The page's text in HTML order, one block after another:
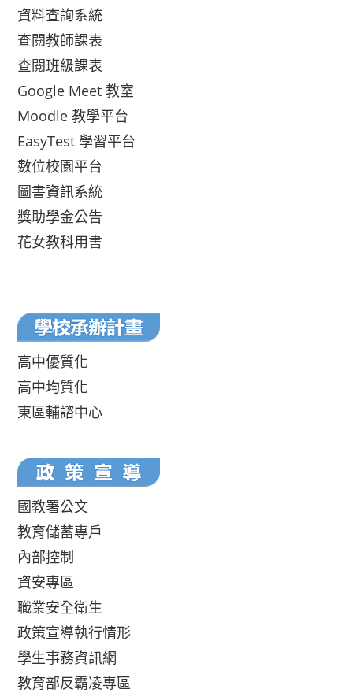
資料查詢系統
查閱教師課表
查閱班級課表
Google Meet 教室
Moodle 教學平台
EasyTest 學習平台
數位校園平台
圖書資訊系統
獎助學金公告
花女教科用書
高中優質化
高中均質化
東區輔諮中心
國教署公文
教育儲蓄專戶
內部控制
資安專區
職業安全衛生
政策宣導執行情形
學生事務資訊網
教育部反霸凌專區